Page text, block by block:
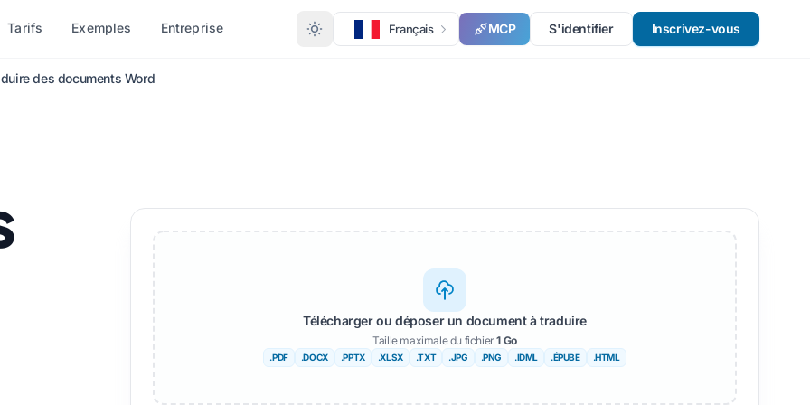
InDesign au format PDF
XLSX en PDF
TXT à XLSX
JPG en PDF
JPEG vers PDF
Hébreu
Amharique
Tarifs Exemples Entreprise Français MCP S'identifier Inscrivez-vous
des documents Word
Télécharger ou déposer un document à traduire
Taille maximale du fichier1 Go
.PDF .DOCX .PPTX .XLSX .TXT .JPG .PNG .IDML .ÉPUBE .HTML